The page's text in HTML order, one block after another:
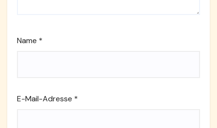
Name *
E-Mail-Adresse *